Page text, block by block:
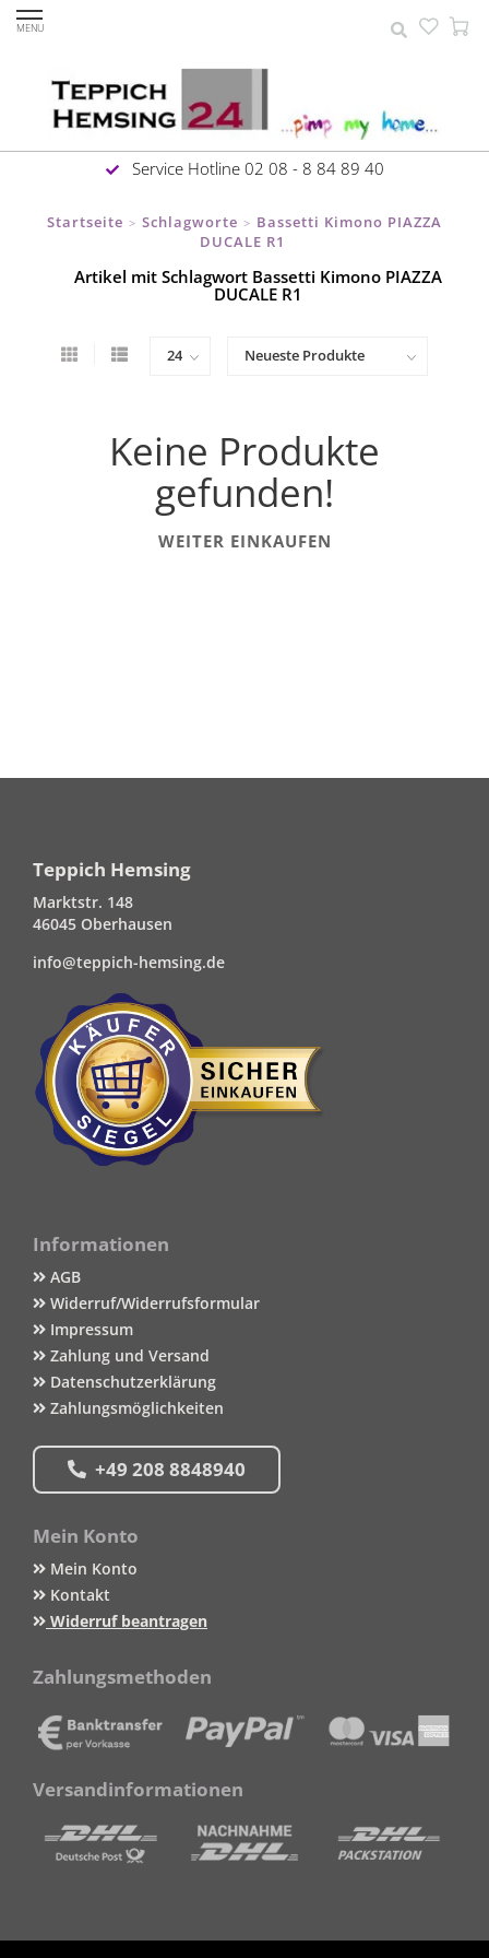
MENU
Service Hotline 02 08 - 8 84 89 40
Startseite > Schlagworte > Bassetti Kimono PIAZZA
DUCALE R1
Artikel mit Schlagwort Bassetti Kimono PIAZZA
DUCALE R1
Keine Produkte
gefunden!
WEITER EINKAUFEN
Teppich Hemsing
Marktstr. 148
46045 Oberhausen
info@teppich-hemsing.de
Informationen
AGB
Widerruf/Widerrufsformular
Impressum
Zahlung und Versand
Datenschutzerklärung
Zahlungsmöglichkeiten
+49 208 8848940
Mein Konto
Mein Konto
Kontakt
Widerruf beantragen
Zahlungsmethoden
Versandinformationen